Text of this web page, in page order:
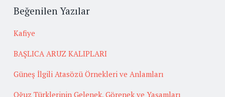
Beğenilen Yazılar
Kafiye
BAŞLICA ARUZ KALIPLARI
Güneş İlgili Atasözü Örnekleri ve Anlamları
Oğuz Türklerinin Gelenek, Görenek ve Yaşamları